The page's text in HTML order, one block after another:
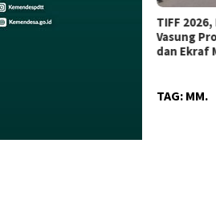
TIFF 2026, Momentum RD-
Vasung Promosikan Wisata
TAG: MM.